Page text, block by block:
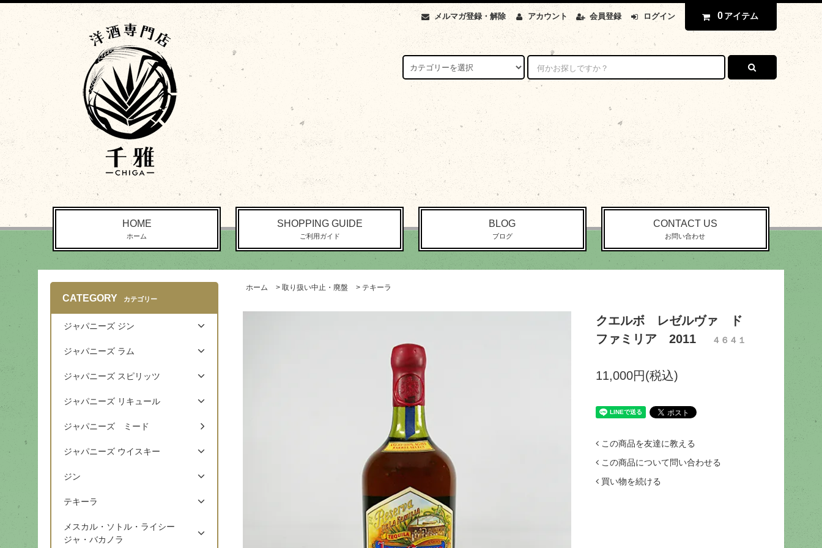
メルマガ登録・解除 アカウント 会員登録 ログイン 0 アイテム
HOME
ホーム
SHOPPING GUIDE
ご利用ガイド
BLOG
ブログ
CONTACT US
お問い合わせ
ホーム > 取り扱い中止・廃盤 > テキーラ
クエルボ レゼルヴァ ド
ファミリア 2011
４６４１
11,000円(税込)
この商品を友達に教える
この商品について問い合わせる
買い物を続ける
CATEGORY カテゴリー
ジャパニーズ ジン
ジャパニーズ ラム
ジャパニーズ スピリッツ
ジャパニーズ リキュール
ジャパニーズ ミード
ジャパニーズ ウイスキー
ジン
テキーラ
メスカル・ソトル・ライシー
ジャ・バカノラ